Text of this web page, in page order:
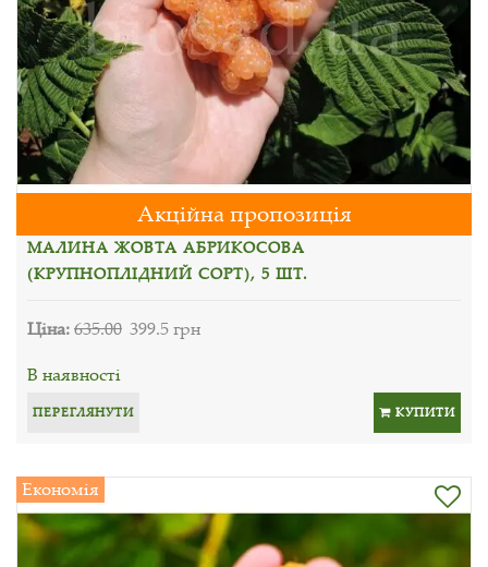
Акційна пропозиція
МАЛИНА ЖОВТА АБРИКОСОВА
(КРУПНОПЛІДНИЙ СОРТ), 5 ШТ.
Ціна:635.00 399.5 грн
В наявності
ПЕРЕГЛЯНУТИ КУПИТИ
Економія